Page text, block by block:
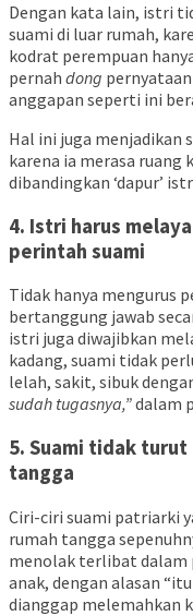
Dengan kata lain, istri
suami di luar rumah,
kodrat perempuan
pernah dong
anggapan seperti ini
Hal ini juga menjadikan
karena ia merasa ruang
dibandingkan ‘dapur’
4. Istri harus
perintah suami
Tidak hanya mengurus
bertanggung jawab
istri juga diwajibkan
kadang, suami tidak
lelah, sakit, sibuk
sudah tugasnya,”dalam
5. Suami tidak turut
tangga
Ciri-ciri suami patriarki
rumah tangga
menolak terlibat dalam
anak, dengan alasan
dianggap melemahkan